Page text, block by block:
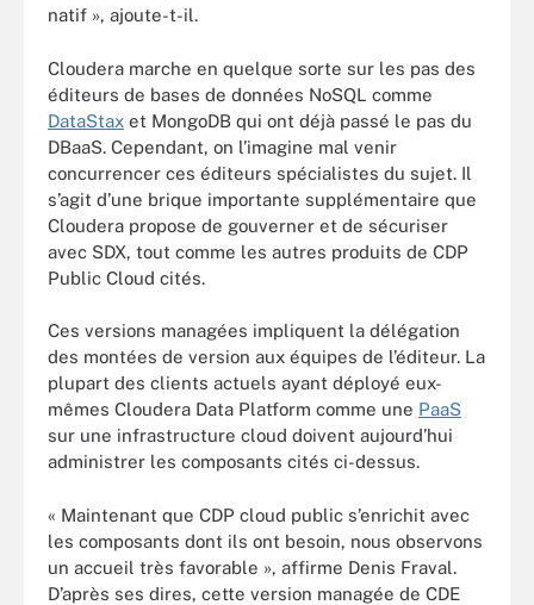
natif », ajoute-t-il.
Cloudera marche en quelque sorte sur les pas des
éditeurs de bases de données NoSQL comme
DataStax et MongoDB qui ont déjà passé le pas du
DBaaS. Cependant, on l’imagine mal venir
concurrencer ces éditeurs spécialistes du sujet. Il
s’agit d’une brique importante supplémentaire que
Cloudera propose de gouverner et de sécuriser
avec SDX, tout comme les autres produits de CDP
Public Cloud cités.
Ces versions managées impliquent la délégation
des montées de version aux équipes de l’éditeur. La
plupart des clients actuels ayant déployé eux-
mêmes Cloudera Data Platform comme une PaaS
sur une infrastructure cloud doivent aujourd’hui
administrer les composants cités ci-dessus.
« Maintenant que CDP cloud public s’enrichit avec
les composants dont ils ont besoin, nous observons
un accueil très favorable », affirme Denis Fraval.
D’après ses dires, cette version managée de CDE